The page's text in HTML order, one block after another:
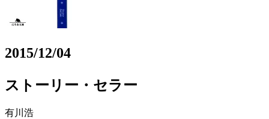
2015/12/04
ストーリー・セラー
有川浩